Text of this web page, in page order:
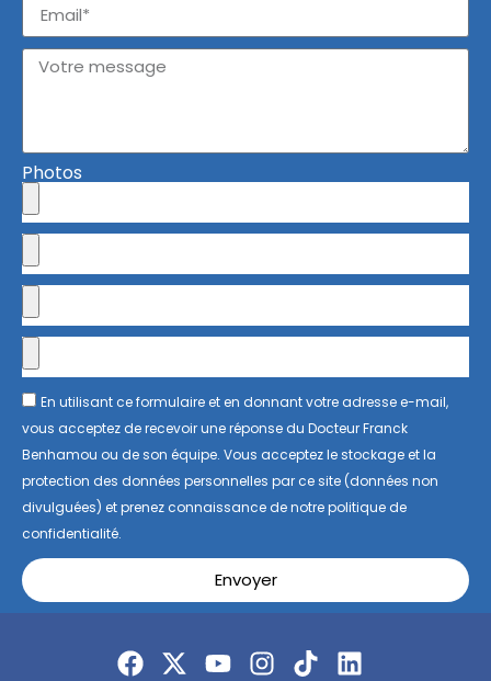
Photos
En utilisant ce formulaire et en donnant votre adresse e-mail,
vous acceptez de recevoir une réponse du Docteur Franck
Benhamou ou de son équipe. Vous acceptez le stockage et la
protection des données personnelles par ce site (données non
divulguées) et prenez connaissance de notre politique de
confidentialité.
Envoyer